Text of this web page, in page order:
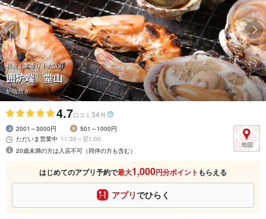
和食 | 東通り | 大阪府
囲炉端 堂山
炉端焼き
4.7口コミ 34件
2001～3000円
501～1000円
ただいま営業中 11:30～翌1:00
20歳未満の方は入店不可（同伴の方も含む）
はじめてのアプリ予約で最大1,000円分ポイント もらえる
アプリでひらく